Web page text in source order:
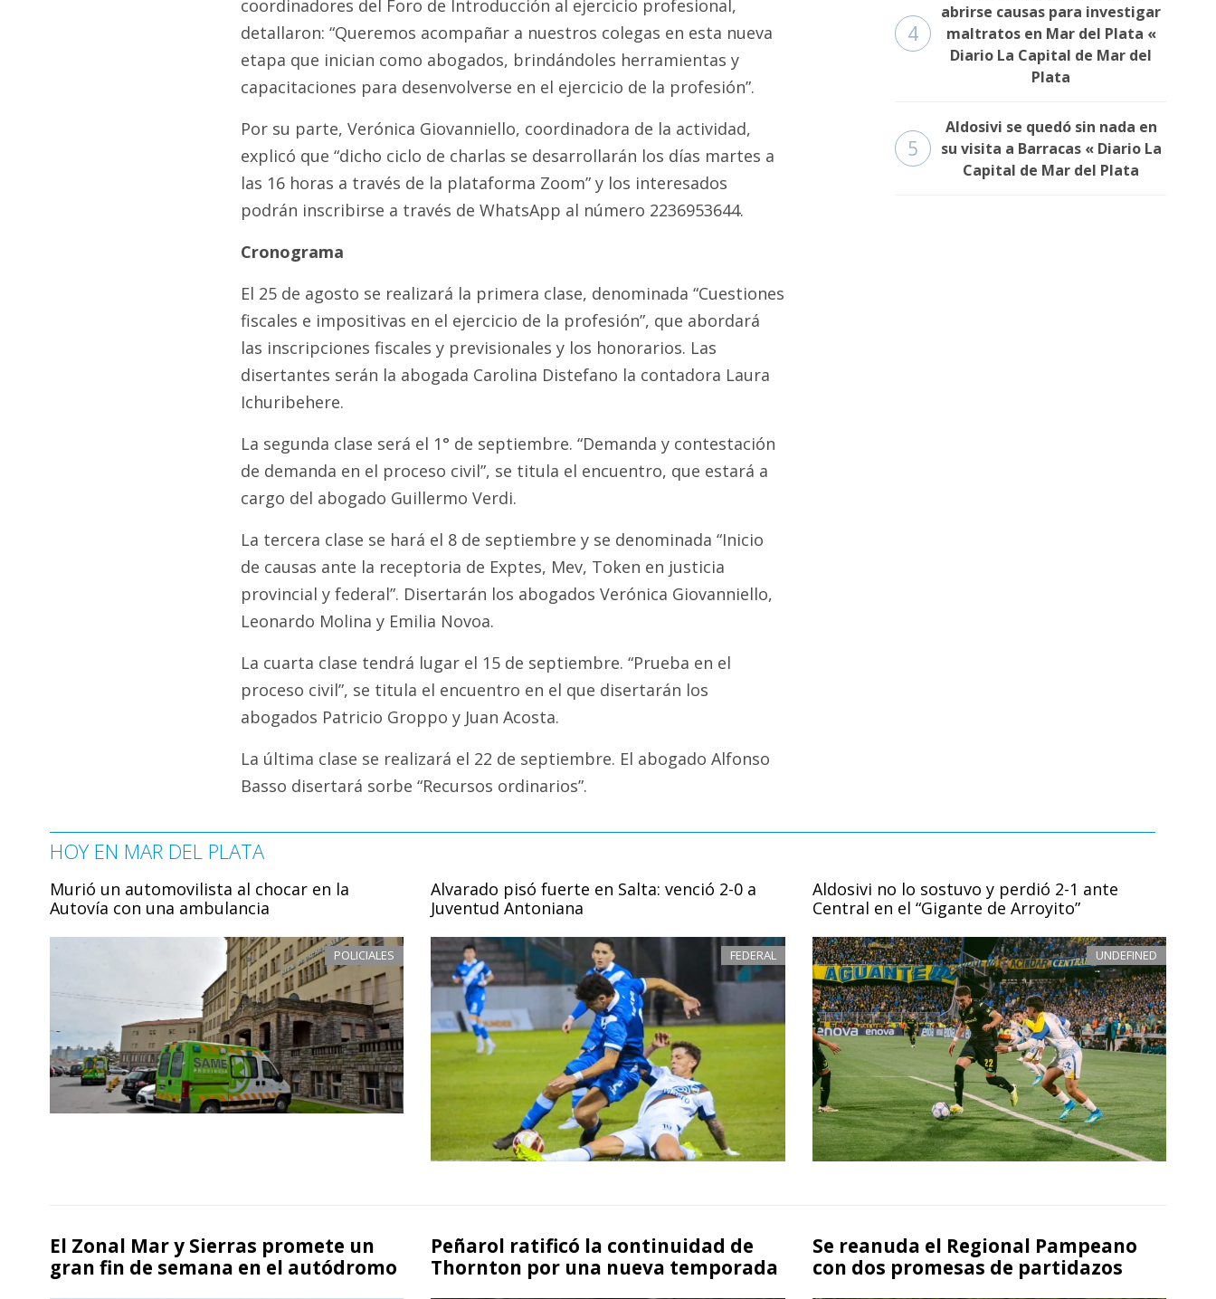
coordinadores del Foro de Introducción al ejercicio profesional,
detallaron: “Queremos acompañar a nuestros colegas en esta nueva
etapa que inician como abogados, brindándoles herramientas y
capacitaciones para desenvolverse en el ejercicio de la profesión”.
Por su parte, Verónica Giovanniello, coordinadora de la actividad,
explicó que “dicho ciclo de charlas se desarrollarán los días martes a
las 16 horas a través de la plataforma Zoom” y los interesados
podrán inscribirse a través de WhatsApp al número 2236953644.
Cronograma
El 25 de agosto se realizará la primera clase, denominada “Cuestiones
fiscales e impositivas en el ejercicio de la profesión”, que abordará
las inscripciones fiscales y previsionales y los honorarios. Las
disertantes serán la abogada Carolina Distefano la contadora Laura
Ichuribehere.
La segunda clase será el 1° de septiembre. “Demanda y contestación
de demanda en el proceso civil”, se titula el encuentro, que estará a
cargo del abogado Guillermo Verdi.
La tercera clase se hará el 8 de septiembre y se denominada “Inicio
de causas ante la receptoria de Exptes, Mev, Token en justicia
provincial y federal”. Disertarán los abogados Verónica Giovanniello,
Leonardo Molina y Emilia Novoa.
La cuarta clase tendrá lugar el 15 de septiembre. “Prueba en el
proceso civil”, se titula el encuentro en el que disertarán los
abogados Patricio Groppo y Juan Acosta.
La última clase se realizará el 22 de septiembre. El abogado Alfonso
Basso disertará sorbe “Recursos ordinarios”.
4
abrirse causas para investigar
maltratos en Mar del Plata «
Diario La Capital de Mar del
Plata
5
Aldosivi se quedó sin nada en
su visita a Barracas « Diario La
Capital de Mar del Plata
HOY EN MAR DEL PLATA
Murió un automovilista al chocar en la
Autovía con una ambulancia
POLICIALES
Alvarado pisó fuerte en Salta: venció 2-0 a
Juventud Antoniana
FEDERAL
Aldosivi no lo sostuvo y perdió 2-1 ante
Central en el “Gigante de Arroyito”
UNDEFINED
El Zonal Mar y Sierras promete un
gran fin de semana en el autódromo
Peñarol ratificó la continuidad de
Thornton por una nueva temporada
Se reanuda el Regional Pampeano
con dos promesas de partidazos